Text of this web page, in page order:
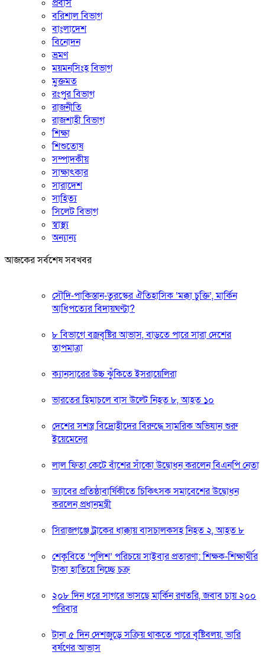
প্রবাস
বরিশাল বিভাগ
বাংলাদেশ
বিনোদন
ভ্রমণ
ময়মনসিংহ বিভাগ
মুক্তমত
রংপুর বিভাগ
রাজনীতি
রাজশাহী বিভাগ
শিক্ষা
শিশুতোষ
সম্পাদকীয়
সাক্ষাৎকার
সারাদেশ
সাহিত্য
সিলেট বিভাগ
স্বাস্থ্য
অন্যান্য
আজকের সর্বশেষ সবখবর
সৌদি-পাকিস্তান-তুরস্কের ঐতিহাসিক ‘মক্কা চুক্তি’, মার্কিন
আধিপত্যের বিদায়ঘণ্টা?
৮ বিভাগে বজ্রবৃষ্টির আভাস, বাড়তে পারে সারা দেশের
তাপমাত্রা
ক্যানসারের উচ্চ ঝুঁকিতে ইসরায়েলিরা
ভারতের হিমাচলে বাস উল্টে নিহত ৮, আহত ১০
দেশের সশস্ত্র বিদ্রোহীদের বিরুদ্ধে সামরিক অভিযান শুরু
ইয়েমেনের
লাল ফিতা কেটে বাঁশের সাঁকো উদ্বোধন করলেন বিএনপি নেতা
ড্যাবের প্রতিষ্ঠাবার্ষিকীতে চিকিৎসক সমাবেশের উদ্বোধন
করলেন প্রধানমন্ত্রী
সিরাজগঞ্জে ট্রাকের ধাক্কায় বাসচালকসহ নিহত ২, আহত ৮
শেকৃবিতে ‘পুলিশ’ পরিচয়ে সাইবার প্রতারণা: শিক্ষক-শিক্ষার্থীর
টাকা হাতিয়ে নিচ্ছে চক্র
২০৮ দিন ধরে সাগরে ভাসছে মার্কিন রণতরি, জবাব চায় ২০০
পরিবার
টানা ৫ দিন দেশজুড়ে সক্রিয় থাকতে পারে বৃষ্টিবলয়, ভারি
বর্ষণের আভাস